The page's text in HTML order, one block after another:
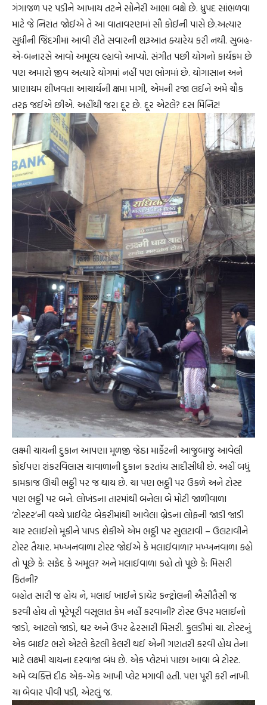
ગંગાજળ પર પડીને આખાય તટને સોનેરી આભા બક્ષે છે. ધ્રુપદ સાંભળવા
માટે જે નિરાંત જોઈએ તે આ વાતાવરણમાં સૌ કોઈની પાસે છે.અત્યાર
સુધીની જિંદગીમાં આવી રીતે સવારની શરૂઆત ક્યારેય કરી નથી. સુબહ-
એ-બનારસે આવો અમૂલ્ય લ્હાવો આપ્યો. સંગીત પછી યોગનો કાર્યક્રમ છે
પણ અમારો જીવ અત્યારે યોગમાં નહીં પણ ભોગમાં છે. યોગાસાન અને
પ્રાણાયમ શીખવતા આચાર્યની ક્ષમા માગી, એમની રજા લઈને અમે ચૌક
તરફ જઈએ છીએ. અહીંથી જરા દૂર છે. દૂર એટલે? દસ મિનિટ!
લક્ષ્મી ચાયની દુકાન આપણા મૂળજી જેઠા માર્કેટની આજુબાજુ આવેલી
કોઈપણ શંકરવિલાસ ચાવાળાની દુકાન કરતાંય સાદીસીધી છે. અહીં બધું
કામકાજ ઊંચી ભઠ્ઠી પર જ થાય છે. ચા પણ ભઠ્ઠી પર ઉકળે અને ટોસ્ટ
પણ ભઠ્ઠી પર બને. લોખંડના તારમાંથી બનેલા બે મોટી જાળીવાળા
‘ટોસ્ટર’ની વચ્ચે પ્રાઈવેટ બેકરીમાંથી આવેલા બ્રેડના લોફની જાડી જાડી
ચાર સ્લાઈસો મૂકીને પાપડ શેકીએ એમ ભઠ્ઠી પર સુલટાવી – ઉલટાવીને
ટોસ્ટ તૈયાર. મખ્ખનવાળા ટોસ્ટ જોઈએ કે મલાઈવાળા? મખ્ખનવાળા કહો
તો પૂછે કે: સફેદ કે અમૂલ? અને મલાઈવાળા કહો તો પૂછે કે: મિસરી
કિતની?
બહોત સારી જ હોય ને, મલાઈ ખાઈને ડાયેટ કન્ટ્રોલની ઐસીતૈસી જ
કરવી હોય તો પૂરેપૂરી વસૂલાત કેમ નહીં કરવાની? ટોસ્ટ ઉપર મલાઈનો
જાડો, આટલો જાડો, થર અને ઉપર ઢેરસારી મિસરી. કુલડીમાં ચા. ટોસ્ટનું
એક બાઈટ ભરો એટલે કેટલી કેલરી થઈ એની ગણતરી કરવી હોય તેના
માટે લક્ષ્મી ચાયના દરવાજા બંધ છે. એક પ્લેટમાં પાછા આવા બે ટોસ્ટ.
અમે વ્યક્તિ દીઠ એક-એક આખી પ્લેટ મગાવી હતી. પણ પૂરી કરી નાખી.
ચા બેવાર પીવી પડી, એટલું જ.